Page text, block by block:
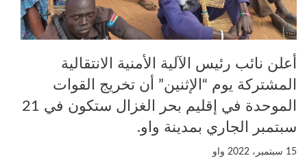
أعلن نائب رئيس الآلية الأمنية الانتقالية
المشتركة يوم “الإثنين” أن تخريج القوات
الموحدة في إقليم بحر الغزال ستكون في 21
سبتمبر الجاري بمدينة واو.
15 سبتمبر، 2022 واو